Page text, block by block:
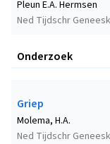
Ned Tijdschr
Pleun E.A. Hermsen
Onderzoek
Griep
Ned Tijdschr
Molema, H.A.